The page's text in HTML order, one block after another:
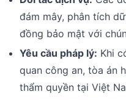
đám mây, phân tích
đồng bảo mật với
Yêu cầu pháp lý: Khi
quan công an, tòa án
thẩm quyền tại Việt